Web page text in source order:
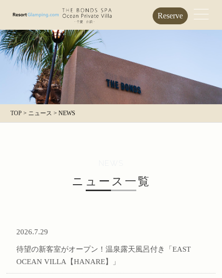
Reserve
TOP > ニュース >NEWS
NEWS
ニュース一覧
2026.7.29
待望の新客室がオープン！温泉露天風呂付き「EAST
OCEAN VILLA【HANARE】」